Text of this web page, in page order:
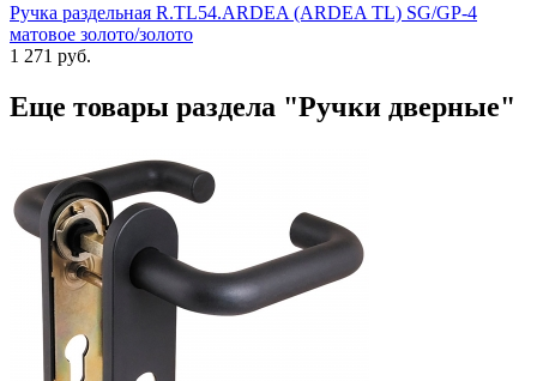
Ручка раздельная R.TL54.ARDEA (ARDEA TL) SG/GP-4
матовое золото/золото
1 271 руб.
Еще товары раздела "Ручки дверные"